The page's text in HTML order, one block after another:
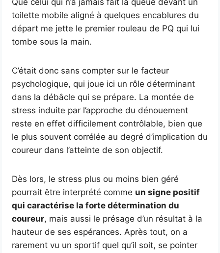
Que celui qui n’a jamais fait la queue devant un
toilette mobile aligné à quelques encablures du
départ me jette le premier rouleau de PQ qui lui
tombe sous la main.
C’était donc sans compter sur le facteur
psychologique, qui joue ici un rôle déterminant
dans la débâcle qui se prépare. La montée de
stress induite par l’approche du dénouement
reste en effet difficilement contrôlable, bien que
le plus souvent corrélée au degré d’implication du
coureur dans l’atteinte de son objectif.
Dès lors, le stress plus ou moins bien géré
pourrait être interprété comme un signe positif
qui caractérise la forte détermination du
coureur, mais aussi le présage d’un résultat à la
hauteur de ses espérances. Après tout, on a
rarement vu un sportif quel qu’il soit, se pointer